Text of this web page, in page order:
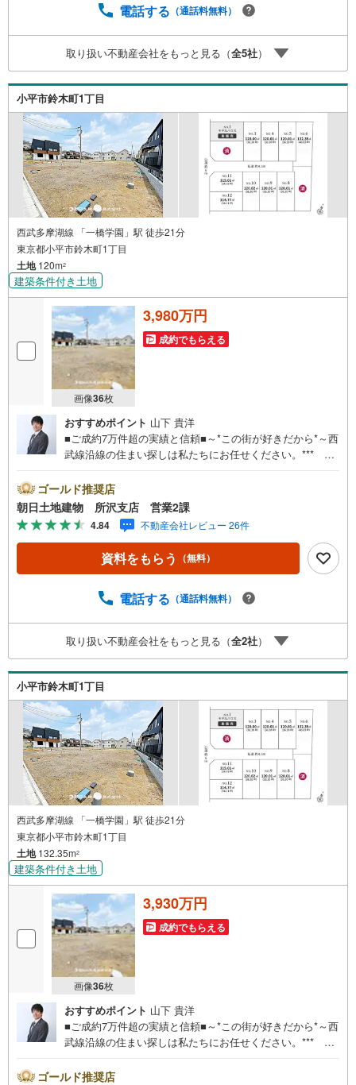
件ごとのメリット・注意点をまとめたレポートもご用意し
応。まずはお気軽にご相談ください。■電車でお越しのお客
様は、西武線「所沢駅」西口より徒歩5分■お車でお越しの
お客様は、提携駐車場がございますので弊社営業スタッフ
までお尋ねください。
電話する （通話料無料）
取り扱い不動産会社をもっと見る（全5社）
小平市鈴木町1丁目
西武多摩湖線 「一橋学園」駅 徒歩21分
東京都小平市鈴木町1丁目
土地120m2
建築条件付き土地
画像36枚
3,980万円
成約でもらえる
おすすめポイント 山下 貴洋
■ご成約7万件超の実績と信頼■～*この街が好きだから*～西
武線沿線の住まい探しは私たちにお任せください。*** 住
玉・神奈川に展開。豊富な取引データと現場経験をもと
に、お客様一人ひとりに最適なご提案を行っています。
「住宅ローンが不安」「自己資金が少ないけれど購入でき
る？」「住み替えの進め方が分からない」など、購入・売
却に関するお悩みにも有資格スタッフが丁寧に対応。資金
計画の立案から契約・お引渡しまで一貫してサポートいた
件ごとのメリット・注意点をまとめたレポートもご用意し
応。まずはお気軽にご相談ください。■電車でお越しのお客
様は、西武線「所沢駅」西口より徒歩5分■お車でお越しの
お客様は、提携駐車場がございますので弊社営業スタッフ
までお尋ねください。
ゴールド推奨店
朝日土地建物 所沢支店 営業2課
4.84 不動産会社レビュー 26件
資料をもらう （無料）
電話する （通話料無料）
取り扱い不動産会社をもっと見る（全2社）
小平市鈴木町1丁目
西武多摩湖線 「一橋学園」駅 徒歩21分
東京都小平市鈴木町1丁目
土地132.35m2
建築条件付き土地
画像36枚
3,930万円
成約でもらえる
おすすめポイント 山下 貴洋
■ご成約7万件超の実績と信頼■～*この街が好きだから*～西
武線沿線の住まい探しは私たちにお任せください。*** 住
玉・神奈川に展開。豊富な取引データと現場経験をもと
ゴールド推奨店